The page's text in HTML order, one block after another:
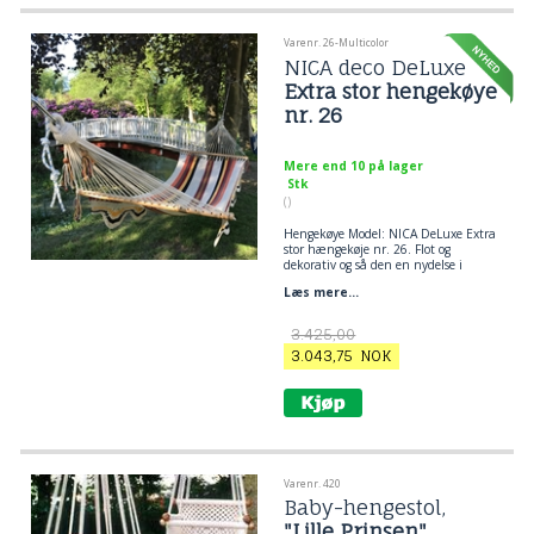
Varenr. 26-Multicolor
NICA deco DeLuxe
Extra stor hengekøye
nr. 26
Mere end 10 på lager
Stk
()
Hengekøye Model: NICA DeLuxe Extra
stor hængekøje nr. 26. Flot og
dekorativ og så den en nydelse i
brugskunst, skøn at ligge i og smuk
Læs mere...
3.425,00
3.043,75 NOK
Varenr. 420
Baby-hengestol,